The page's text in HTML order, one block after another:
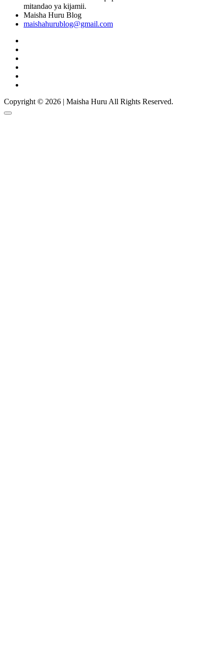
mitandao ya kijamii.
Maisha Huru Blog
maishahurublog@gmail.com
Copyright © 2026 | Maisha Huru All Rights Reserved.